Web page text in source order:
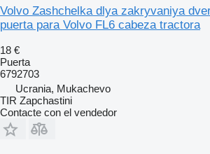
Volvo Zashchelka dlya zakryvaniya
puerta para Volvo FL6 cabeza tractora
18 €
Puerta
6792703
Ucrania, Mukachevo
TIR Zapchastini
Contacte con el vendedor